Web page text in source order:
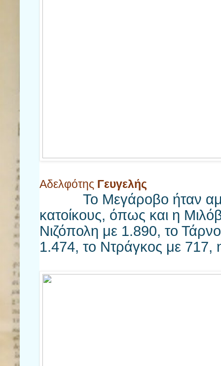
Αδελφότης Γευγελής
Το Μεγάροβο ήταν
κατοίκους, όπως και η
Νιζόπολη με 1.890, το
1.474, το Ντράγκος με